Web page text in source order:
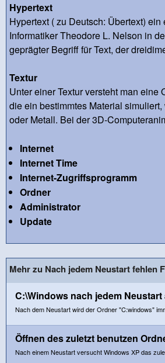
Hypertext
Hypertext ( zu Deutsch: Übertext) ein
Informatiker Theodore L. Nelson in
geprägter Begriff für Text, der
Textur
Unter einer Textur versteht man eine
die ein bestimmtes Material
oder Metall. Bei der 3D-
Internet
Internet Time
Internet-Zugriffsprogramm
Ordner
Administrator
Update
Mehr zu Nach jedem Neustart fehlen
C:\Windows nach jedem
Nach dem Neustart wird der Ordner "C:windows"
Öffnen des zuletzt benutzen
Nach einem Neustart versucht Windows XP das